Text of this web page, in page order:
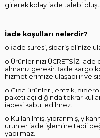
girerek kolay iade talebi
İade koşulları nelerdir?
o İade süresi, sipariş elinize
o Ürünlerinizi ÜCRETSİZ
almanız gerekir. İade kargo
hizmetlerimize ulaşabilir ve
o Gıda ürünleri, emzik,
paketi açıldığında tekrar
iadesi kabul edilmez.
o Kullanılmış, yıpranmış,
ürünler iade işlemine tabii
yapılmaz.